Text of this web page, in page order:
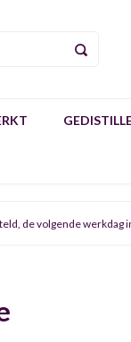
de volgende werkdag